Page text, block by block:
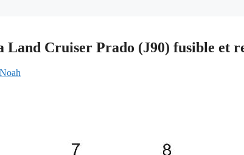
Land Cruiser Prado (J90) fusible et
Noah